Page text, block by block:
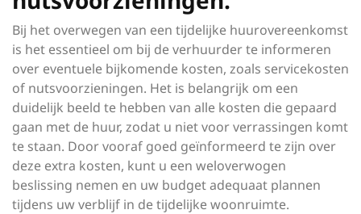
Bij het overwegen van een tijdelijke huurovereenkomst
is het essentieel om bij de verhuurder te informeren
over eventuele bijkomende kosten, zoals servicekosten
of nutsvoorzieningen. Het is belangrijk om een
duidelijk beeld te hebben van alle kosten die gepaard
gaan met de huur, zodat u niet voor verrassingen komt
te staan. Door vooraf goed geïnformeerd te zijn over
deze extra kosten, kunt u een weloverwogen
beslissing nemen en uw budget adequaat plannen
tijdens uw verblijf in de tijdelijke woonruimte.